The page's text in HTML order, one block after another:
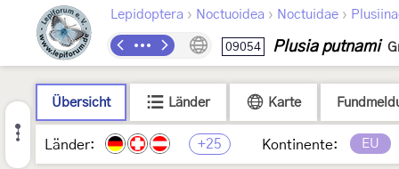
Lepidoptera › Noctuoidea › Noctuidae ›
09054 Plusia putnami
Übersicht Länder Karte
Länder: +25 Kontinente: EU